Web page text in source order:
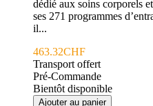
dédié aux soins corporels
ses 271 programmes
il...
463.32CHF
Transport offert
Pré-Commande
Bientôt disponible
Ajouter au panier